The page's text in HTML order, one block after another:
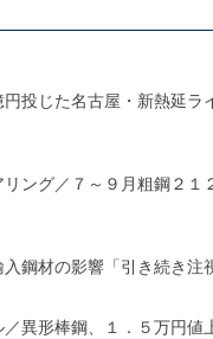
投じた名古屋・新熱延
ング／７～９月粗鋼２
鋼材の影響「引き続き注
異形棒鋼、１．５万円